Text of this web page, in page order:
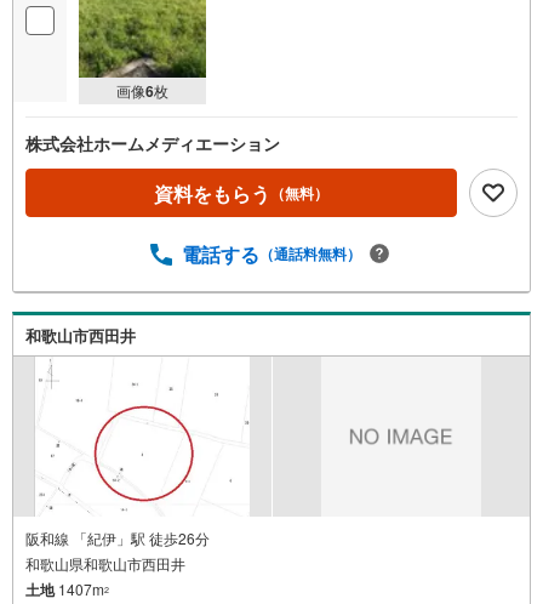
画像6枚
株式会社ホームメディエーション
資料をもらう （無料）
電話する （通話料無料）
和歌山市西田井
阪和線 「紀伊」駅 徒歩26分
和歌山県和歌山市西田井
土地1407m2